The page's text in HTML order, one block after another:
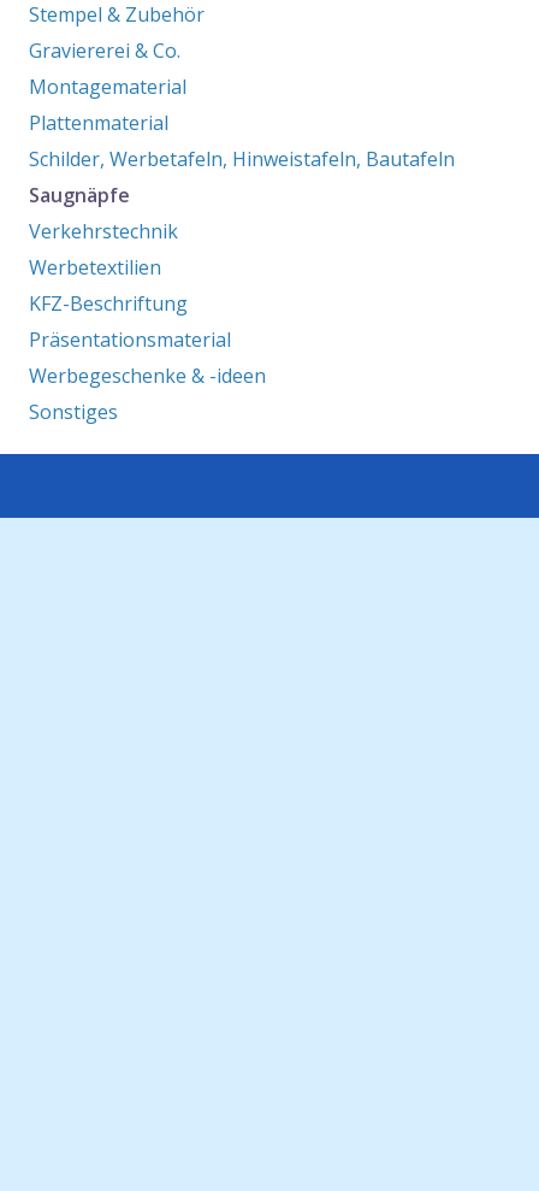
Stempel & Zubehör
Graviererei & Co.
Montagematerial
Plattenmaterial
Schilder, Werbetafeln, Hinweistafeln, Bautafeln
Saugnäpfe
Verkehrstechnik
Werbetextilien
KFZ-Beschriftung
Präsentationsmaterial
Werbegeschenke & -ideen
Sonstiges